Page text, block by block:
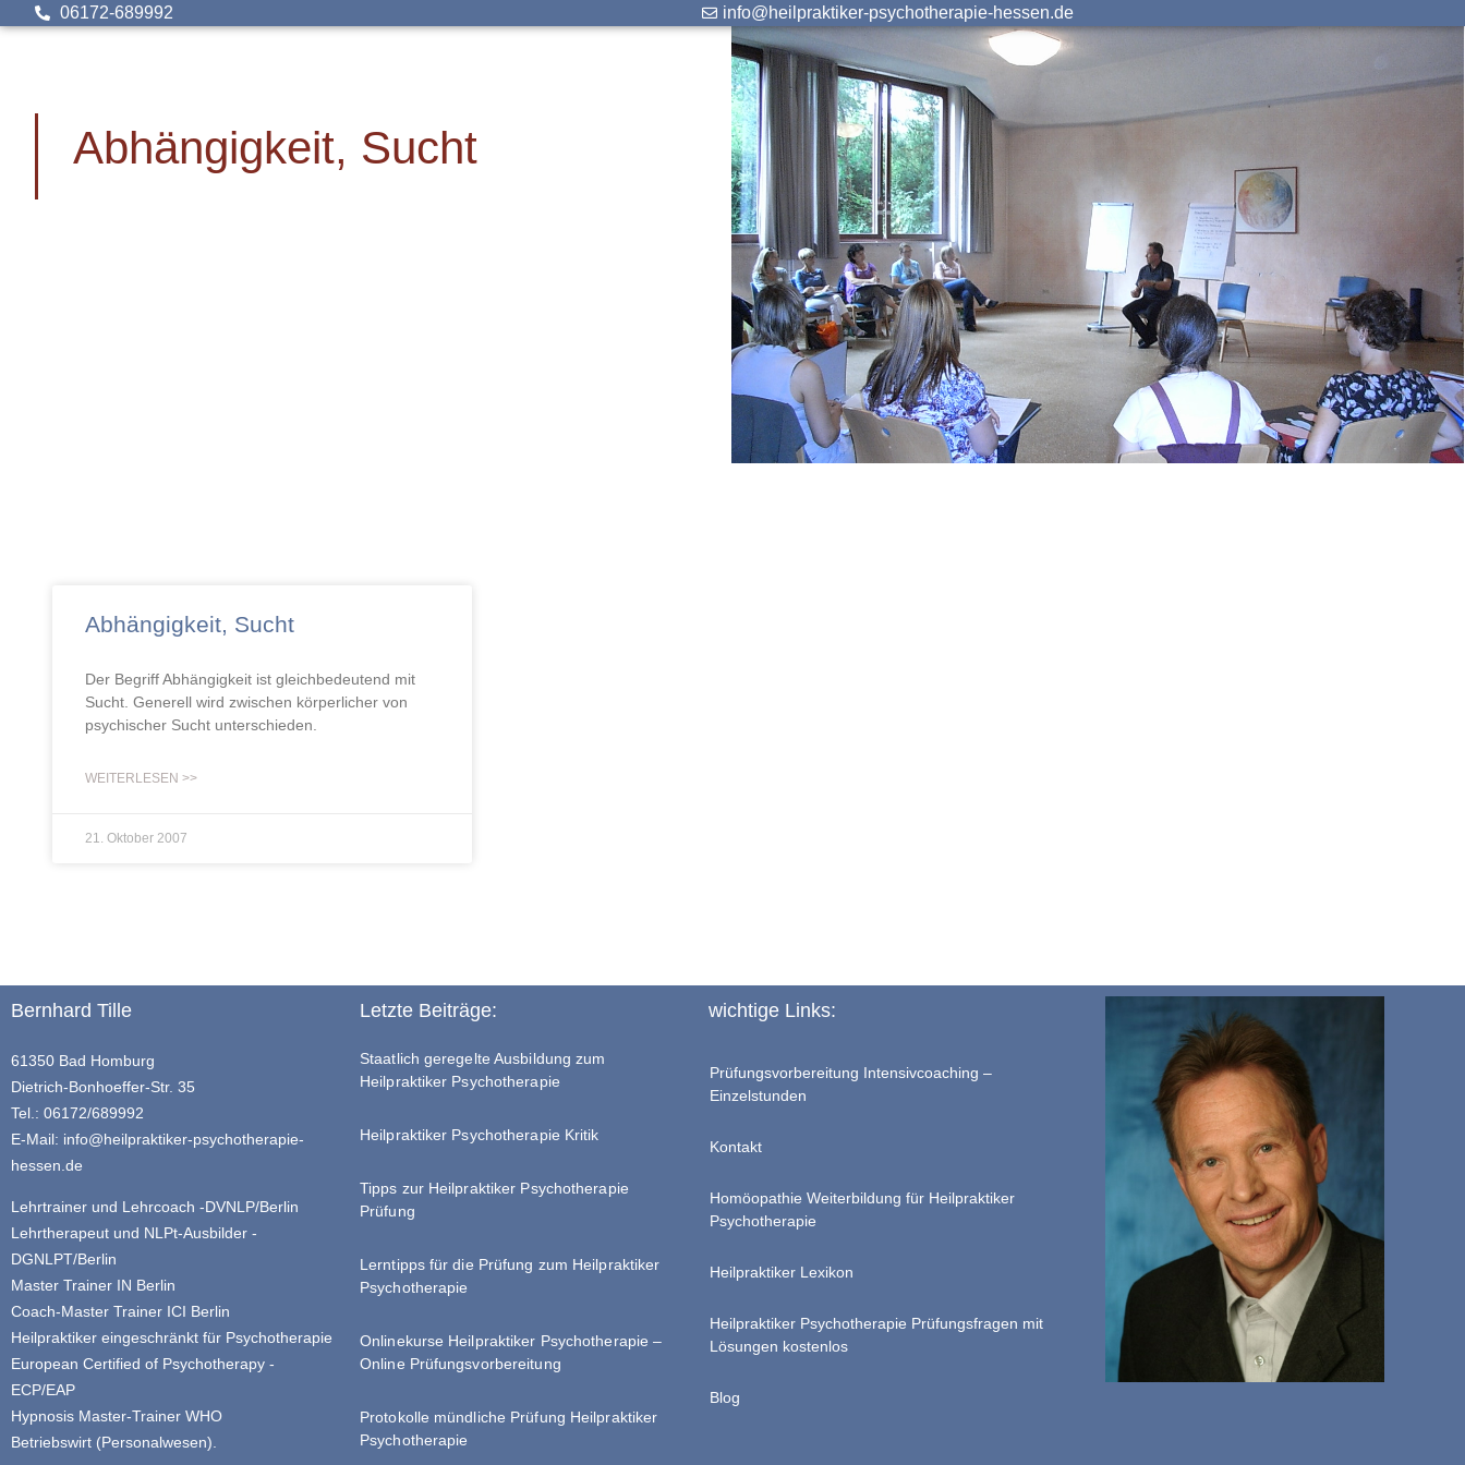
06172-689992 info@heilpraktiker-psychotherapie-hessen.de
Abhängigkeit, Sucht
Abhängigkeit, Sucht
Der Begriff Abhängigkeit ist gleichbedeutend mit
Sucht. Generell wird zwischen körperlicher von
psychischer Sucht unterschieden.
WEITERLESEN >>
21. Oktober 2007
Bernhard Tille
61350 Bad Homburg
Dietrich-Bonhoeffer-Str. 35
Tel.: 06172/689992
E-Mail: info@heilpraktiker-psychotherapie-
hessen.de
Lehrtrainer und Lehrcoach -DVNLP/Berlin
Lehrtherapeut und NLPt-Ausbilder -
DGNLPT/Berlin
Master Trainer IN Berlin
Coach-Master Trainer ICI Berlin
Heilpraktiker eingeschränkt für Psychotherapie
European Certified of Psychotherapy -
ECP/EAP
Hypnosis Master-Trainer WHO
Betriebswirt (Personalwesen).
Letzte Beiträge:
Staatlich geregelte Ausbildung zum
Heilpraktiker Psychotherapie
Heilpraktiker Psychotherapie Kritik
Tipps zur Heilpraktiker Psychotherapie
Prüfung
Lerntipps für die Prüfung zum Heilpraktiker
Psychotherapie
Onlinekurse Heilpraktiker Psychotherapie –
Online Prüfungsvorbereitung
Protokolle mündliche Prüfung Heilpraktiker
Psychotherapie
wichtige Links:
Prüfungsvorbereitung Intensivcoaching –
Einzelstunden
Kontakt
Homöopathie Weiterbildung für Heilpraktiker
Psychotherapie
Heilpraktiker Lexikon
Heilpraktiker Psychotherapie Prüfungsfragen mit
Lösungen kostenlos
Blog